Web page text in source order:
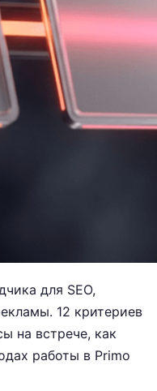
для SEO,
12 критериев
на встрече, как
работы в Primo